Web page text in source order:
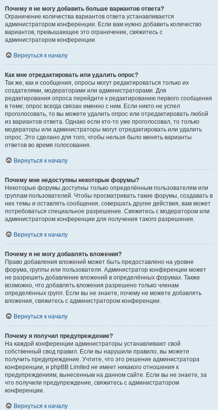
Почему я не могу добавить больше вариантов ответа?
Ограничение количества вариантов ответа устанавливается
администратором конференции. Если вам нужно добавить количество
вариантов, превышающее это ограничение, свяжитесь с
администратором конференции.
Вернуться к началу
Как мне отредактировать или удалить опрос?
Так же, как и сообщения, опросы могут редактироваться только их
создателями, модераторами или администраторами. Для
редактирования опроса перейдите к редактированию первого сообщения
в теме; опрос всегда связан именно с ним. Если никто не успел
проголосовать, то вы можете удалить опрос или отредактировать любой
из вариантов ответа. Однако если кто-то уже проголосовал, то только
модераторы или администраторы могут отредактировать или удалить
опрос. Это сделано для того, чтобы нельзя было менять варианты
ответов во время голосования.
Вернуться к началу
Почему мне недоступны некоторые форумы?
Некоторые форумы доступны только определённым пользователям или
группам пользователей. Чтобы просматривать такие форумы, создавать в
них темы и оставлять сообщения, совершать другие действия, вам может
потребоваться специальное разрешение. Свяжитесь с модератором или
администратором конференции для получения такого разрешения.
Вернуться к началу
Почему я не могу добавлять вложения?
Право добавления вложений может быть предоставлено на уровне
форума, группы или пользователя. Администратор конференции может
не разрешить добавление вложений в определённых форумах. Также
возможно, что добавлять вложения разрешено только членам
определённых групп. Если вы не знаете, почему не можете добавлять
вложения, свяжитесь с администратором конференции.
Вернуться к началу
Почему я получил предупреждение?
На каждой конференции администраторы устанавливают свой
собственный свод правил. Если вы нарушили правило, вы можете
получить предупреждение. Учтите, что это решение администратора
конференции, и phpBB Limited не имеет никакого отношения к
предупреждениям, вынесенным на данном сайте. Если вы не знаете, за
что получили предупреждение, свяжитесь с администратором
конференции.
Вернуться к началу